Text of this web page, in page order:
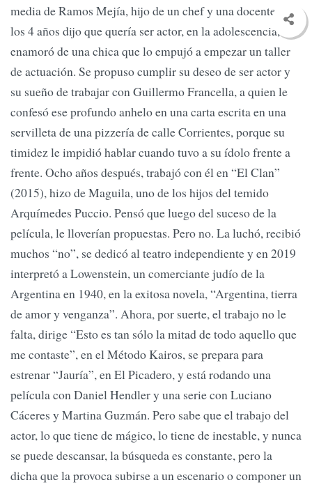
media de Ramos Mejía, hijo de un chef y una docente. A
los 4 años dijo que quería ser actor, en la adolescencia, se
enamoró de una chica que lo empujó a empezar un taller
de actuación. Se propuso cumplir su deseo de ser actor y
su sueño de trabajar con Guillermo Francella, a quien le
confesó ese profundo anhelo en una carta escrita en una
servilleta de una pizzería de calle Corrientes, porque su
timidez le impidió hablar cuando tuvo a su ídolo frente a
frente. Ocho años después, trabajó con él en “El Clan”
(2015), hizo de Maguila, uno de los hijos del temido
Arquímedes Puccio. Pensó que luego del suceso de la
película, le lloverían propuestas. Pero no. La luchó, recibió
muchos “no”, se dedicó al teatro independiente y en 2019
interpretó a Lowenstein, un comerciante judío de la
Argentina en 1940, en la exitosa novela, “Argentina, tierra
de amor y venganza”. Ahora, por suerte, el trabajo no le
falta, dirige “Esto es tan sólo la mitad de todo aquello que
me contaste”, en el Método Kairos, se prepara para
estrenar “Jauría”, en El Picadero, y está rodando una
película con Daniel Hendler y una serie con Luciano
Cáceres y Martina Guzmán. Pero sabe que el trabajo del
actor, lo que tiene de mágico, lo tiene de inestable, y nunca
se puede descansar, la búsqueda es constante, pero la
dicha que la provoca subirse a un escenario o componer un